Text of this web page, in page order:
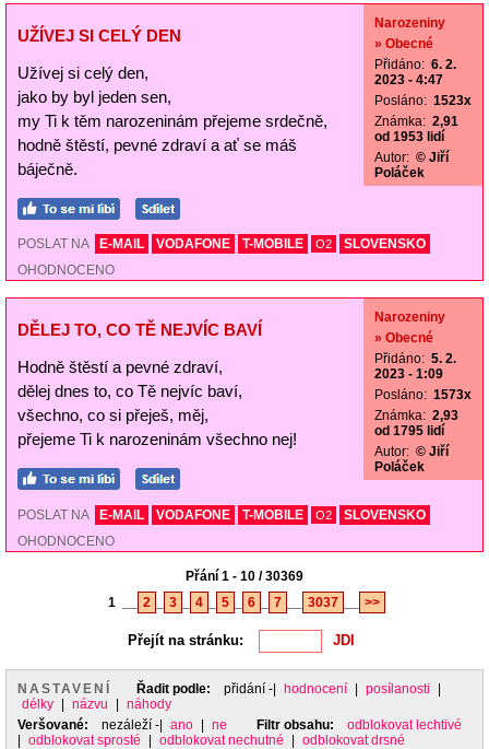
UŽÍVEJ SI CELÝ DEN
Užívej si celý den,
jako by byl jeden sen,
my Ti k těm narozeninám přejeme srdečně,
hodně štěstí, pevné zdraví a ať se máš
báječně.
Narozeniny
» Obecné
Přidáno: 6. 2.
2023 - 4:47
Posláno: 1523x
Známka: 2,91
od 1953 lidí
Autor: © Jiří
Poláček
POSLAT NA E-MAIL VODAFONE T-MOBILE O2
SLOVENSKO
OHODNOCENO
DĚLEJ TO, CO TĚ NEJVÍC BAVÍ
Hodně štěstí a pevné zdraví,
dělej dnes to, co Tě nejvíc baví,
všechno, co si přeješ, měj,
přejeme Ti k narozeninám všechno nej!
Narozeniny
» Obecné
Přidáno: 5. 2.
2023 - 1:09
Posláno: 1573x
Známka: 2,93
od 1795 lidí
Autor: © Jiří
Poláček
POSLAT NA E-MAIL VODAFONE T-MOBILE O2
SLOVENSKO
OHODNOCENO
Přání 1 - 10 / 30369
1
2 3 4 5 6 7 3037 >>
Přejít na stránku:
NASTAVENÍ Řadit podle: přidání -| hodnocení posílanosti
délky
názvu
náhody
Veršované:
nezáleží -| ano ne Filtr obsahu:
odblokovat lechtivé
odblokovat sprosté odblokovat nechutné
odblokovat drsné